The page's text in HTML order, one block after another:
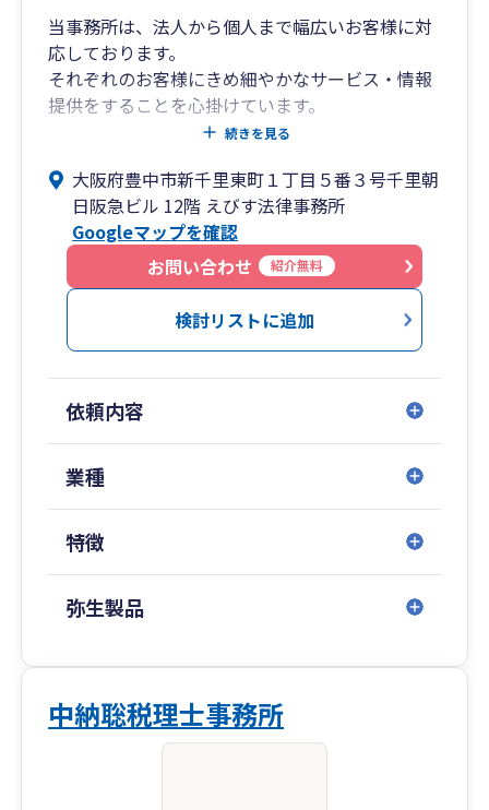
当事務所は、法人から個人まで幅広いお客様に対
応しております。
それぞれのお客様にきめ細やかなサービス・情報
提供をすることを心掛けています。
専門分野は、企業会計、法人税、所得税、消費税
基本的に全て対応します。
お困りごとがあれば、いつでもご連絡ください。
続きを見る
大阪府豊中市新千里東町１丁目５番３号千里朝
日阪急ビル 12階 えびす法律事務所
Googleマップを確認
お問い合わせ
紹介無料
検討リストに追加
依頼内容
業種
特徴
弥生製品
中納聡税理士事務所